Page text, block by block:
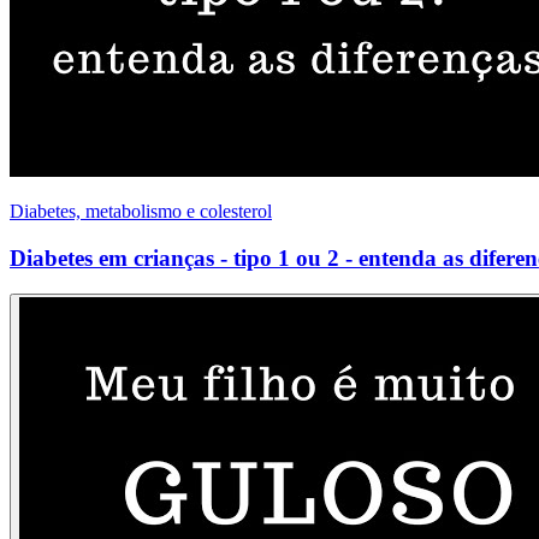
Diabetes, metabolismo e colesterol
Diabetes em crianças - tipo 1 ou 2 - entenda as